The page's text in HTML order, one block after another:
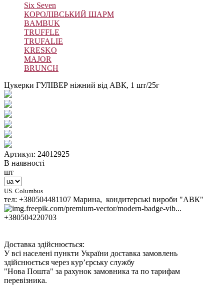
Six Seven
КОРОЛІВСЬКИЙ ШАРМ
BAMBUK
TRUFFLE
TRUFALIE
KRESKO
MAJOR
BRUNCH
Цукерки ГУЛІВЕР ніжний від АВК, 1 шт/25г
Артикул: 24012925
В наявності
шт
US. Columbus
тел: +380504481107 Марина, кондитерські вироби "АВК"
+380504220703
Доставка здійснюється:
У всі населені пункти України доставка замовлень
здійснюється через кур’єрську службу
"Нова Пошта" за рахунок замовника та по тарифам
перевізника.